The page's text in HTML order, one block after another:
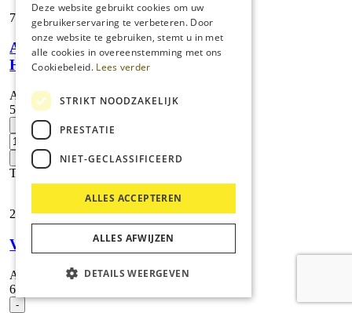
aantal
7,
Adapter
Homebase
Artikelnummer:
5.035-488.0
Adapter
Homebase
aantal
Toevoegen
28, 64
Vulslang
Artikelnummer:
6.680-124.0
- Vulslang
Deze website gebruikt cookies om uw
gebruikerservaring te verbeteren. Door
onze website te gebruiken, stemt u in met
alle cookies in overeenstemming met ons
Cookiebeleid. Lees verder
STRIKT NOODZAKELIJK
PRESTATIE
NIET-GECLASSIFICEERD
ALLES ACCEPTEREN
ALLES AFWIJZEN
DETAILS WEERGEVEN